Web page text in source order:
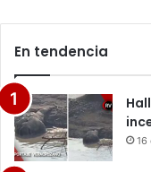
En tendencia
16